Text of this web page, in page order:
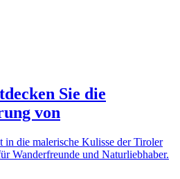
Sie die
von
in die malerische Kulisse der Tiroler
Wanderfreunde und Naturliebhaber.